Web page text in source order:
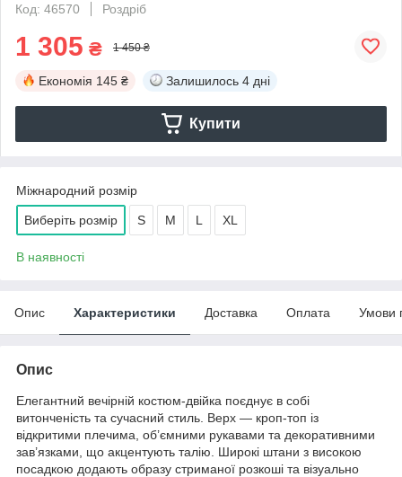
Код: 46570
Роздріб
1 305 ₴ 1 450 ₴
Економія 145 ₴ Залишилось 4 дні
Купити
Міжнародний розмір
Виберіть розмір S M L XL
В наявності
Опис Характеристики Доставка Оплата Умови
Опис
Елегантний вечірній костюм-двійка поєднує в собі
витонченість та сучасний стиль. Верх — кроп-топ із
відкритими плечима, об’ємними рукавами та декоративними
зав’язками, що акцентують талію. Широкі штани з високою
посадкою додають образу стриманої розкоші та візуально